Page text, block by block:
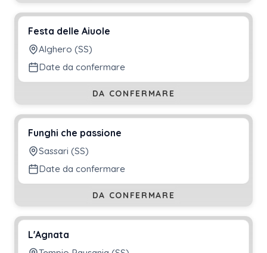
Festa delle Aiuole
Alghero (SS)
Date da confermare
DA CONFERMARE
Funghi che passione
Sassari (SS)
Date da confermare
DA CONFERMARE
L'Agnata